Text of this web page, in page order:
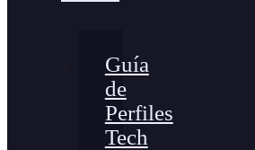
Guía
de
Perfiles
Tech